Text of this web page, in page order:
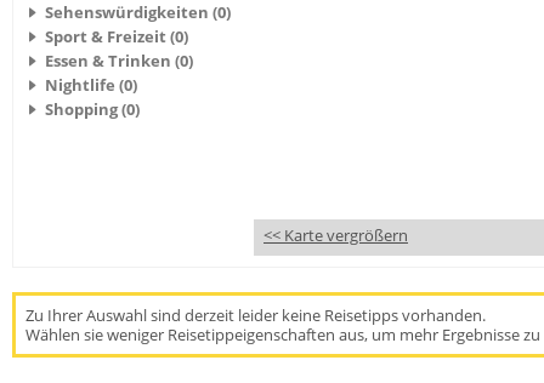
Sehenswürdigkeiten (0)
Sport & Freizeit (0)
Essen & Trinken (0)
Nightlife (0)
Shopping (0)
<< Karte vergrößern
Zu Ihrer Auswahl sind derzeit leider keine Reisetipps vorhanden.
Wählen sie weniger Reisetippeigenschaften aus, um mehr Ergebnisse